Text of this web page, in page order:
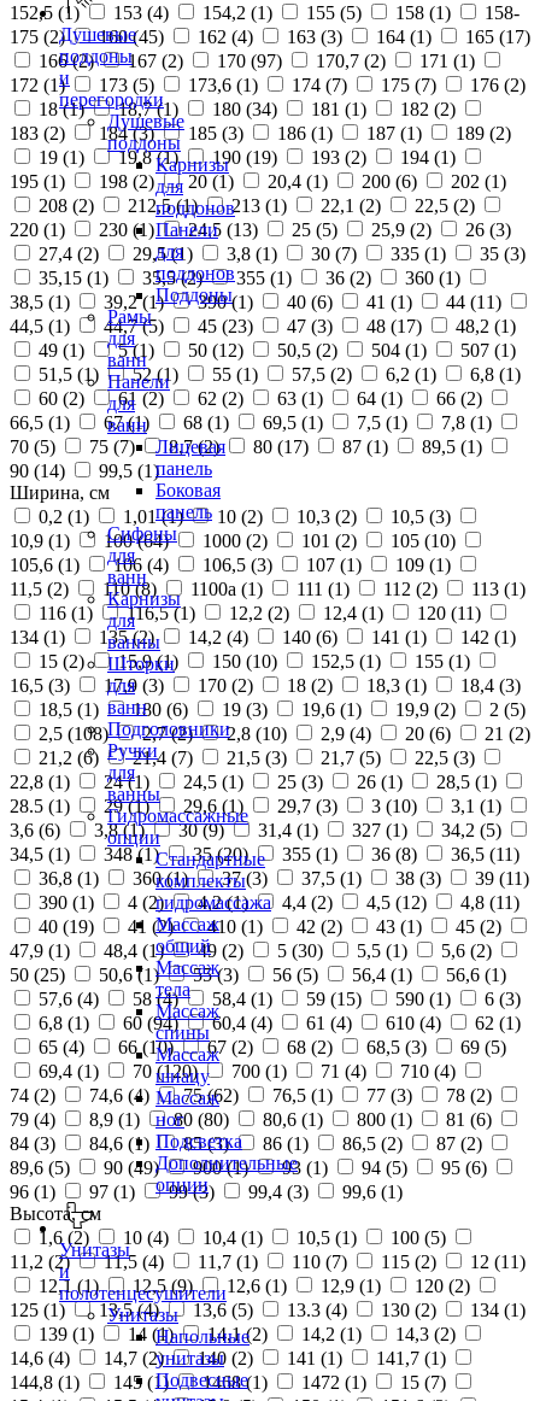
Душевые
поддоны
и
перегородки
Душевые
поддоны
Карнизы
для
поддонов
Панели
для
поддонов
Поддоны
Рамы
для
ванн
Панели
для
ванн
Лицевая
панель
Боковая
панель
Сифоны
для
ванн
Карнизы
для
ванны
Шторки
для
ванн
Подголовники
Ручки
для
ванны
Гидромассажные
опции
Стандартные
комплекты
гидромассажа
Массаж
общий
Массаж
тела
Массаж
спины
Массаж
шиацу
Массаж
ног
Подсветка
Дополнительные
опции
Унитазы
и
полотенцесушители
Унитазы
Напольные
унитазы
Подвесные
152,5 (1) 153 (4) 154,2 (1) 155 (5) 158 (1)
158-
175 (2) 160 (45) 162 (4) 163 (3) 164 (1) 165 (17)
166 (2) 167 (2) 170 (97) 170,7 (2) 171 (1)
172 (1) 173 (5) 173,6 (1) 174 (7) 175 (7) 176 (2)
18 (1) 18,7 (1) 180 (34) 181 (1) 182 (2)
183 (2) 184 (3) 185 (3) 186 (1) 187 (1) 189 (2)
19 (1) 19,8 (1) 190 (19) 193 (2) 194 (1)
195 (1) 198 (2) 20 (1) 20,4 (1) 200 (6) 202 (1)
208 (2) 212,5 (1) 213 (1) 22,1 (2) 22,5 (2)
220 (1) 230 (1) 24,5 (13) 25 (5) 25,9 (2) 26 (3)
27,4 (2) 29,5 (1) 3,8 (1) 30 (7) 335 (1) 35 (3)
35,15 (1) 35,5 (2) 355 (1) 36 (2) 360 (1)
38,5 (1) 39,2 (1) 390 (1) 40 (6) 41 (1) 44 (11)
44,5 (1) 44,7 (5) 45 (23) 47 (3) 48 (17) 48,2 (1)
49 (1) 5 (1) 50 (12) 50,5 (2) 504 (1) 507 (1)
51,5 (1) 52 (1) 55 (1) 57,5 (2) 6,2 (1) 6,8 (1)
60 (2) 61 (2) 62 (2) 63 (1) 64 (1) 66 (2)
66,5 (1) 67 (1) 68 (1) 69,5 (1) 7,5 (1) 7,8 (1)
70 (5) 75 (7) 8,7 (2) 80 (17) 87 (1) 89,5 (1)
90 (14) 99,5 (1)
Ширина, см
0,2 (1) 1,01 (1) 10 (2) 10,3 (2) 10,5 (3)
10,9 (1) 100 (64) 1000 (2) 101 (2) 105 (10)
105,6 (1) 106 (4) 106,5 (3) 107 (1) 109 (1)
11,5 (2) 110 (8) 1100а (1) 111 (1) 112 (2) 113 (1)
116 (1) 116,5 (1) 12,2 (2) 12,4 (1) 120 (11)
134 (1) 135 (2) 14,2 (4) 140 (6) 141 (1) 142 (1)
15 (2) 15,9 (1) 150 (10) 152,5 (1) 155 (1)
16,5 (3) 17,9 (3) 170 (2) 18 (2) 18,3 (1) 18,4 (3)
18,5 (1) 180 (6) 19 (3) 19,6 (1) 19,9 (2) 2 (5)
2,5 (108) 2,7 (2) 2,8 (10) 2,9 (4) 20 (6) 21 (2)
21,2 (6) 21,4 (7) 21,5 (3) 21,7 (5) 22,5 (3)
22,8 (1) 24 (1) 24,5 (1) 25 (3) 26 (1) 28,5 (1)
28.5 (1) 29 (1) 29,6 (1) 29,7 (3) 3 (10) 3,1 (1)
3,6 (6) 3,8 (1) 30 (9) 31,4 (1) 327 (1) 34,2 (5)
34,5 (1) 348 (1) 35 (20) 355 (1) 36 (8) 36,5 (11)
36,8 (1) 360 (1) 37 (3) 37,5 (1) 38 (3) 39 (11)
390 (1) 4 (2) 4,2 (1) 4,4 (2) 4,5 (12) 4,8 (11)
40 (19) 41 (2) 410 (1) 42 (2) 43 (1) 45 (2)
47,9 (1) 48,4 (1) 49 (2) 5 (30) 5,5 (1) 5,6 (2)
50 (25) 50,6 (1) 55 (3) 56 (5) 56,4 (1) 56,6 (1)
57,6 (4) 58 (4) 58,4 (1) 59 (15) 590 (1) 6 (3)
6,8 (1) 60 (94) 60,4 (4) 61 (4) 610 (4) 62 (1)
65 (4) 66 (10) 67 (2) 68 (2) 68,5 (3) 69 (5)
69,4 (1) 70 (120) 700 (1) 71 (4) 710 (4)
74 (2) 74,6 (4) 75 (62) 76,5 (1) 77 (3) 78 (2)
79 (4) 8,9 (1) 80 (80) 80,6 (1) 800 (1) 81 (6)
84 (3) 84,6 (1) 85 (3) 86 (1) 86,5 (2) 87 (2)
89,6 (5) 90 (49) 900 (1) 93 (1) 94 (5) 95 (6)
96 (1) 97 (1) 99 (3) 99,4 (3) 99,6 (1)
Высота, см
1,6 (2) 10 (4) 10,4 (1) 10,5 (1) 100 (5)
11,2 (2) 11,5 (4) 11,7 (1) 110 (7) 115 (2) 12 (11)
12,1 (1) 12,5 (9) 12,6 (1) 12,9 (1) 120 (2)
125 (1) 13,5 (4) 13,6 (5) 13.3 (4) 130 (2) 134 (1)
139 (1) 14 (1) 14,1 (2) 14,2 (1) 14,3 (2)
14,6 (4) 14,7 (2) 140 (2) 141 (1) 141,7 (1)
144,8 (1) 145 (1) 1468 (1) 1472 (1) 15 (7)